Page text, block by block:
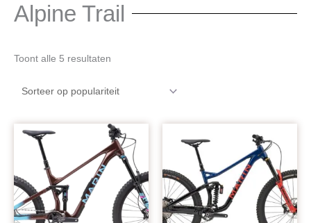
Alpine Trail
Toont alle 5 resultaten
populariteit
Oorspronkelijke
was:
€ 3.599,00.
prijs
is:
€ 2.800,00.